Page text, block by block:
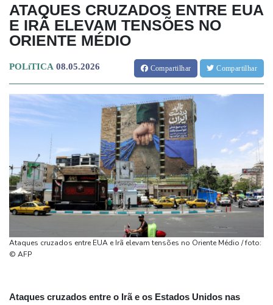
ATAQUES CRUZADOS ENTRE EUA
E IRÃ ELEVAM TENSÕES NO
ORIENTE MÉDIO
POLíTICA 08.05.2026 Compartilhar Compartilhar
Ataques cruzados entre EUA e Irã elevam tensões no Oriente Médio / foto:
© AFP
Ataques cruzados entre o Irã e os Estados Unidos nas